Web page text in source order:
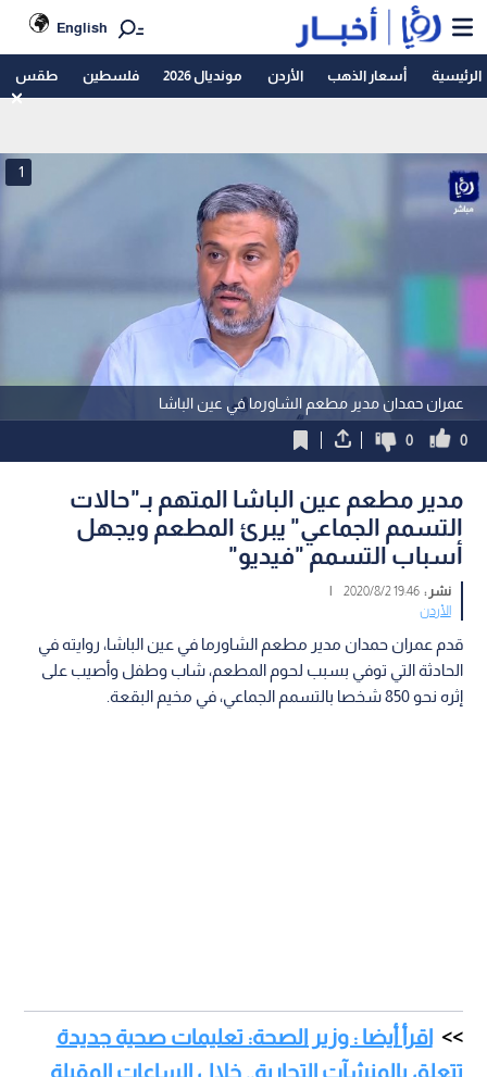
English
الرئيسية أسعار الذهب الأردن مونديال 2026 فلسطين طقس
عمران حمدان مدير مطعم الشاورما في عين الباشا
1
0
0
مدير مطعم عين الباشا المتهم بـ"حالات
التسمم الجماعي" يبرئ المطعم ويجهل
أسباب التسمم "فيديو"
نشر :19:46 2020/8/2
|
الأردن
قدم عمران حمدان مدير مطعم الشاورما في عين الباشا، روايته في
الحادثة التي توفي بسبب لحوم المطعم، شاب وطفل وأصيب على
إثره نحو 850 شخصا بالتسمم الجماعي، في مخيم البقعة.
اقرأ أيضا : وزير الصحة: تعليمات صحية جديدة
تتعلق بالمنشآت التجارية.. خلال الساعات المقبلة